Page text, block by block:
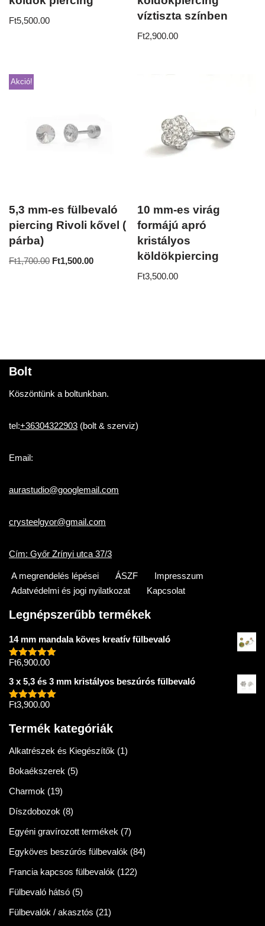
Ft5,500.00
víztiszta színben
Ft2,900.00
Akció!
5,3 mm-es fülbevaló
piercing Rivoli kővel (
párba)
Ft1,700.00 Ft1,500.00
10 mm-es virág
formájú apró
kristályos
köldökpiercing
Ft3,500.00
Bolt
Köszöntünk a boltunkban.
tel:+36304322903 (bolt & szerviz)
Email:
aurastudio@googlemail.com
crysteelgyor@gmail.com
Cím: Győr Zrínyi utca 37/3
A megrendelés lépései ÁSZF
Impresszum
Adatvédelmi és jogi nyilatkozat
Kapcsolat
Legnépszerűbb termékek
14 mm mandala köves kreatív fülbevaló
Értékelés:
Ft6,900.00
3 x 5,3 és 3 mm kristályos beszúrós fülbevaló
Értékelés:
Ft3,900.00
Termék kategóriák
Alkatrészek és Kiegészítők (1)
Bokaékszerek (5)
Charmok (19)
Díszdobozok (8)
Egyéni gravírozott termékek (7)
Egyköves beszúrós fülbevalók (84)
Francia kapcsos fülbevalók (122)
Fülbevaló hátsó (5)
Fülbevalók / akasztós (21)